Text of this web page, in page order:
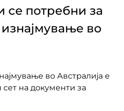
се потребни за
во
во Австралија е
на документи за